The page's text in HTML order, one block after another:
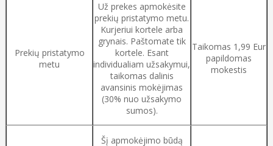
Prekių pristatymo
metu
Už prekes apmokėsite
prekių pristatymo metu.
Kurjeriui kortele arba
grynais. Paštomate tik
kortele. Esant
individualiam užsakymui,
taikomas dalinis
avansinis mokėjimas
(30% nuo užsakymo
sumos).
Taikomas 1,99 Eur
papildomas
mokestis
Šį apmokėjimo būdą